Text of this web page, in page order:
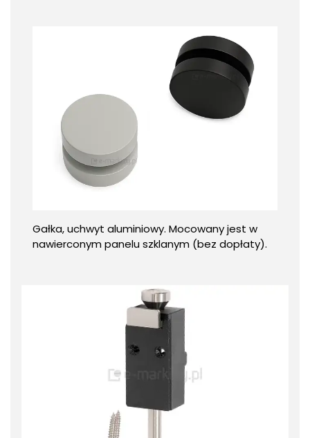
Gałka, uchwyt aluminiowy. Mocowany jest w
nawierconym panelu szklanym (bez dopłaty).